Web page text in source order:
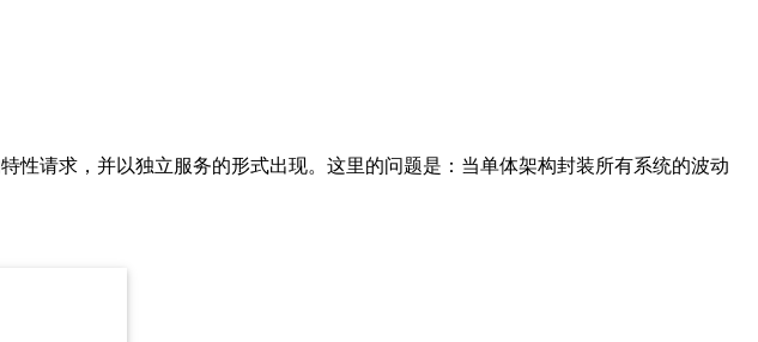
性请求，并以独立服务的形式出现。这里的问题是：当单体架构封装所有系统的波动